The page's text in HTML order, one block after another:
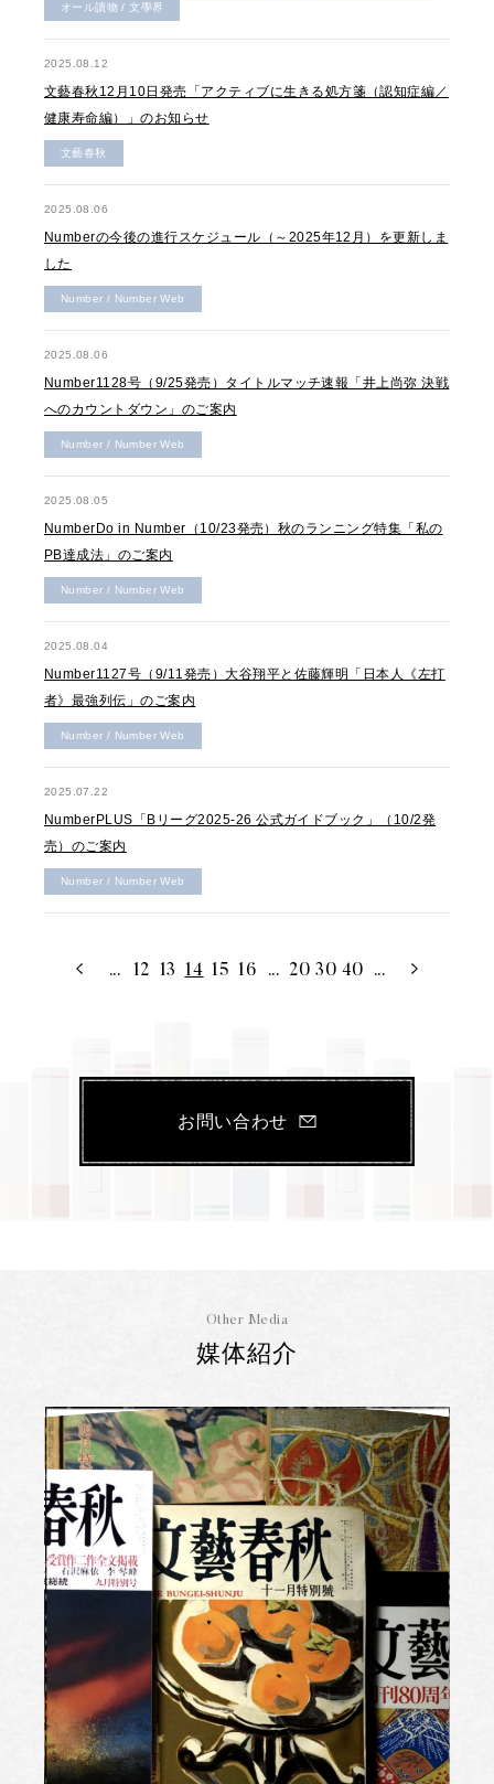
オール讀物 / 文學界
2025.08.12
文藝春秋12月10日発売「アクティブに生きる処方箋（認知症編／
健康寿命編）」のお知らせ
文藝春秋
2025.08.06
Numberの今後の進行スケジュール（～2025年12月）を更新しま
した
Number / Number Web
2025.08.06
Number1128号（9/25発売）タイトルマッチ速報「井上尚弥 決戦
へのカウントダウン」のご案内
Number / Number Web
2025.08.05
NumberDo in Number（10/23発売）秋のランニング特集「私の
PB達成法」のご案内
Number / Number Web
2025.08.04
Number1127号（9/11発売）大谷翔平と佐藤輝明「日本人《左打
者》最強列伝」のご案内
Number / Number Web
2025.07.22
NumberPLUS「Bリーグ2025-26 公式ガイドブック」（10/2発
売）のご案内
Number / Number Web
... 12 13 14 15 16 ... 20 30 40 ...
お問い合わせ
Other Media
媒体紹介